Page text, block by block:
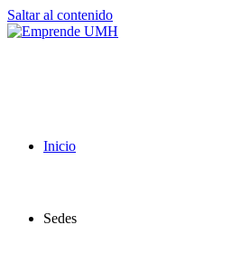
Saltar al contenido
Inicio
Sedes